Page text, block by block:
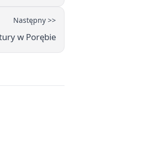
Następny >>
w Porębie